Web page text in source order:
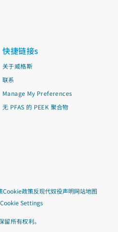
快捷链接s
关于威格斯
联系
Manage My Preferences
无 PFAS 的 PEEK 聚合物
Cookie政策反现代奴役声明网站地图
Cookie Settings
所有权利。